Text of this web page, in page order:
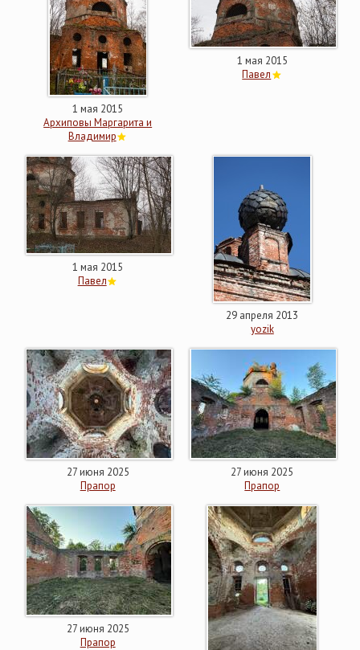
1 мая 2015
Архиповы Маргарита и
Владимир
1 мая 2015
Павел
1 мая 2015
Павел
29 апреля 2013
yozik
27 июня 2025
Прапор
27 июня 2025
Прапор
27 июня 2025
Прапор